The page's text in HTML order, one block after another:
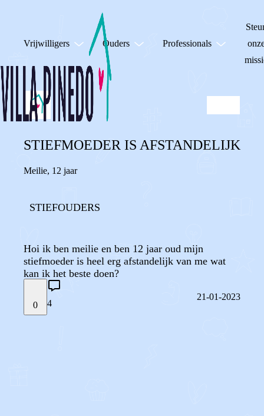
Vrijwilligers Ouders Professionals
STIEFMOEDER IS AFSTANDELIJK
Meilie, 12 jaar
STIEFOUDERS
Hoi ik ben meilie en ben 12 jaar oud mijn
stiefmoeder is heel erg afstandelijk van me wat
kan ik het beste doen?
0 4
21-01-2023